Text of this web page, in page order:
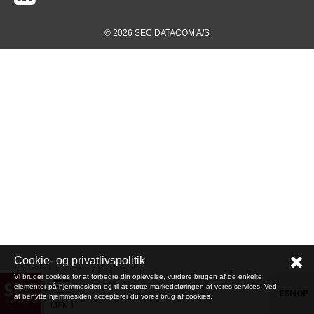
© 2026 SEC DATACOM A/S
Cookie- og privatlivspolitik
Vi bruger cookies for at forbedre din oplevelse, vurdere brugen af de enkelte
elementer på hjemmesiden og til at støtte markedsføringen af vores services. Ved
at benytte hjemmesiden accepterer du vores brug af cookies.